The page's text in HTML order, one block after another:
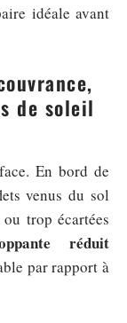
idéale avant
de soleil
En bord de
venus du sol
trop écartées
réduit
par rapport à